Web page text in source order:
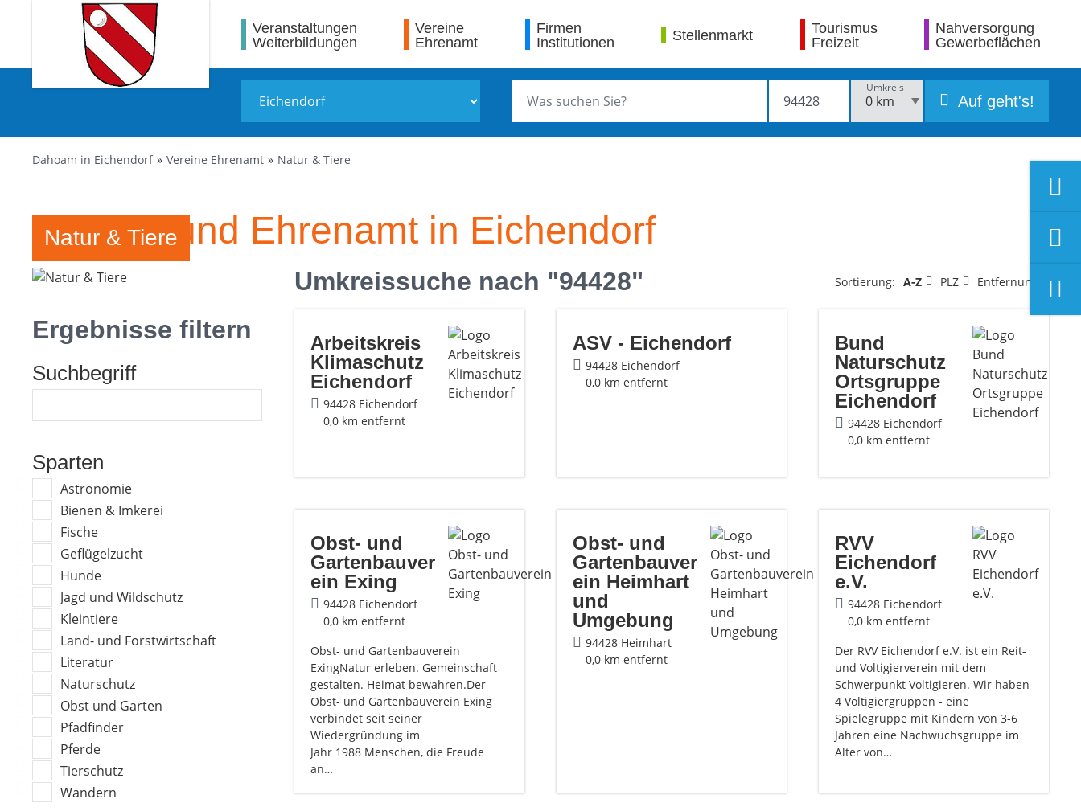
Veranstaltungen
Weiterbildungen
Vereine
Ehrenamt
Firmen
Institutionen
Stellenmarkt
Tourismus
Freizeit
Nahversorgung
Gewerbeflächen
Umkreis
Auf geht's!
Dahoam in Eichendorf Vereine Ehrenamt Natur & Tiere
Vereine und Ehrenamt in Eichendorf
Natur & Tiere
Ergebnisse filtern
Suchbegriff
Sparten
Astronomie
Bienen & Imkerei
Fische
Geflügelzucht
Hunde
Jagd und Wildschutz
Kleintiere
Land- und Forstwirtschaft
Literatur
Naturschutz
Obst und Garten
Pfadfinder
Pferde
Tierschutz
Wandern
Umkreissuche nach "94428" Sortierung: A-Z PLZ Entfernung
Arbeitskreis
Klimaschutz
Eichendorf
94428 Eichendorf
0,0 km entfernt
ASV - Eichendorf
94428 Eichendorf
0,0 km entfernt
Bund
Naturschutz
Ortsgruppe
Eichendorf
94428 Eichendorf
0,0 km entfernt
Obst- und
Gartenbauver
ein Exing
94428 Eichendorf
0,0 km entfernt
Obst- und Gartenbauverein
ExingNatur erleben. Gemeinschaft
gestalten. Heimat bewahren.Der
Obst- und Gartenbauverein Exing
verbindet seit seiner
Wiedergründung im
Jahr 1988 Menschen, die Freude
an…
Obst- und
Gartenbauver
ein Heimhart
und
Umgebung
94428 Heimhart
0,0 km entfernt
RVV
Eichendorf
e.V.
94428 Eichendorf
0,0 km entfernt
Der RVV Eichendorf e.V. ist ein Reit-
und Voltigierverein mit dem
Schwerpunkt Voltigieren. Wir haben
4 Voltigiergruppen - eine
Spielegruppe mit Kindern von 3-6
Jahren eine Nachwuchsgruppe im
Alter von…